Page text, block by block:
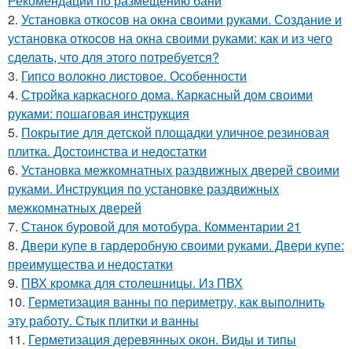
2. Установка откосов на окна своими руками. Создание и
установка откосов на окна своими руками: как и из чего
сделать, что для этого потребуется?
3. Гипсо волокно листовое. Особенности
4. Стройка каркасного дома. Каркасный дом своими
руками: пошаговая инструкция
5. Покрытие для детской площадки уличное резиновая
плитка. Достоинства и недостатки
6. Установка межкомнатных раздвижных дверей своими
руками. Инструкция по установке раздвижных
межкомнатных дверей
7. Станок буровой для мотобура. Комментарии 21
8. Двери купе в гардеробную своими руками. Двери купе:
преимущества и недостатки
9. ПВХ кромка для столешницы. Из ПВХ
10. Герметизация ванны по периметру, как выполнить
эту работу. Стык плитки и ванны
11. Герметизация деревянных окон. Виды и типы